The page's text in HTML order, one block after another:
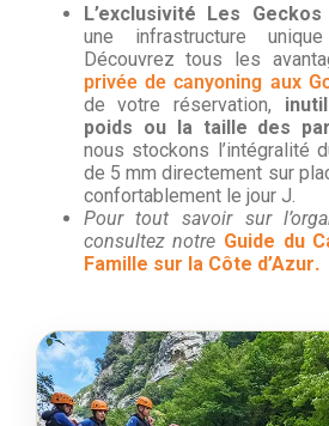
L’exclusivité Les Geckos
une infrastructure
Découvrez tous les
privée de canyoning aux
de votre réservation,
poids ou la taille des
nous stockons l’intégralité
de 5 mm directement sur
confortablement le jour J.
Pour tout savoir sur
consultez notre Guide du
Famille sur la Côte d’Azur.